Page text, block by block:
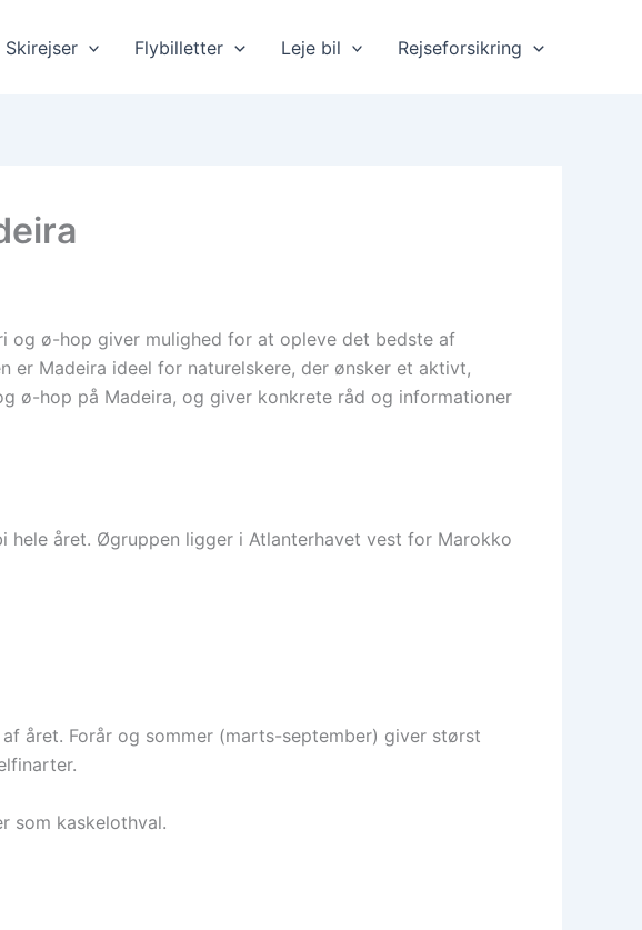
Skirejser Flybilletter Leje bil Rejseforsikring
og ø-hop giver mulighed for at opleve det bedste af
Madeira ideel for naturelskere, der ønsker et aktivt,
ø-hop på Madeira, og giver konkrete råd og informationer
året. Øgruppen ligger i Atlanterhavet vest for Marokko
året. Forår og sommer (marts-september) giver størst
som kaskelothval.